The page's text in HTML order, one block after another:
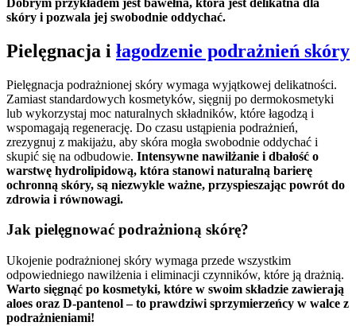
Dobrym przykładem jest bawełna, która jest delikatna dla
skóry i pozwala jej swobodnie oddychać.
Pielęgnacja i łagodzenie podrażnień skóry
Pielęgnacja podrażnionej skóry wymaga wyjątkowej delikatności.
Zamiast standardowych kosmetyków, sięgnij po dermokosmetyki
lub wykorzystaj moc naturalnych składników, które łagodzą i
wspomagają regenerację. Do czasu ustąpienia podrażnień,
zrezygnuj z makijażu, aby skóra mogła swobodnie oddychać i
skupić się na odbudowie. Intensywne nawilżanie i dbałość o
warstwę hydrolipidową, która stanowi naturalną barierę
ochronną skóry, są niezwykle ważne, przyspieszając powrót do
zdrowia i równowagi.
Jak pielęgnować podrażnioną skórę?
Ukojenie podrażnionej skóry wymaga przede wszystkim
odpowiedniego nawilżenia i eliminacji czynników, które ją drażnią.
Warto sięgnąć po kosmetyki, które w swoim składzie zawierają
aloes oraz D-pantenol – to prawdziwi sprzymierzeńcy w walce z
podrażnieniami!